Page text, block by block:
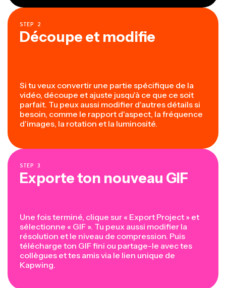
STEP 2
Découpe et modifie
Si tu veux convertir une partie spécifique de la
vidéo, découpe et ajuste jusqu'à ce que ce soit
parfait. Tu peux aussi modifier d'autres détails si
besoin, comme le rapport d'aspect, la fréquence
d'images, la rotation et la luminosité.
STEP 3
Exporte ton nouveau GIF
Une fois terminé, clique sur « Export Project » et
sélectionne « GIF ». Tu peux aussi modifier la
résolution et le niveau de compression. Puis
télécharge ton GIF fini ou partage-le avec tes
collègues et tes amis via le lien unique de
Kapwing.